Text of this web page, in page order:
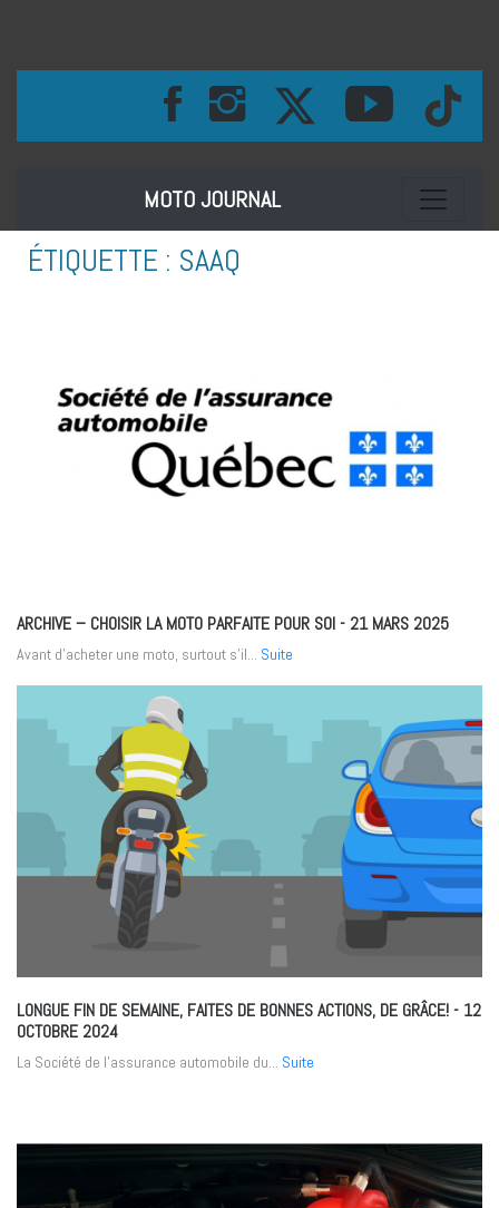
MOTO JOURNAL Toggle
ÉTIQUETTE : SAAQ
ARCHIVE – CHOISIR LA MOTO PARFAITE POUR SOI- 21 MARS 2025
Avant d’acheter une moto, surtout s’il... Suite
LONGUE FIN DE SEMAINE, FAITES DE BONNES ACTIONS, DE GRÂCE!- 12
OCTOBRE 2024
La Société de l’assurance automobile du... Suite